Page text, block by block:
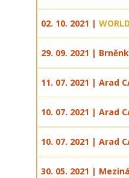
02. 10. 2021 |
29. 09. 2021 |
11. 07. 2021 | Arad
10. 07. 2021 | Arad
10. 07. 2021 | Arad
30. 05. 2021 |